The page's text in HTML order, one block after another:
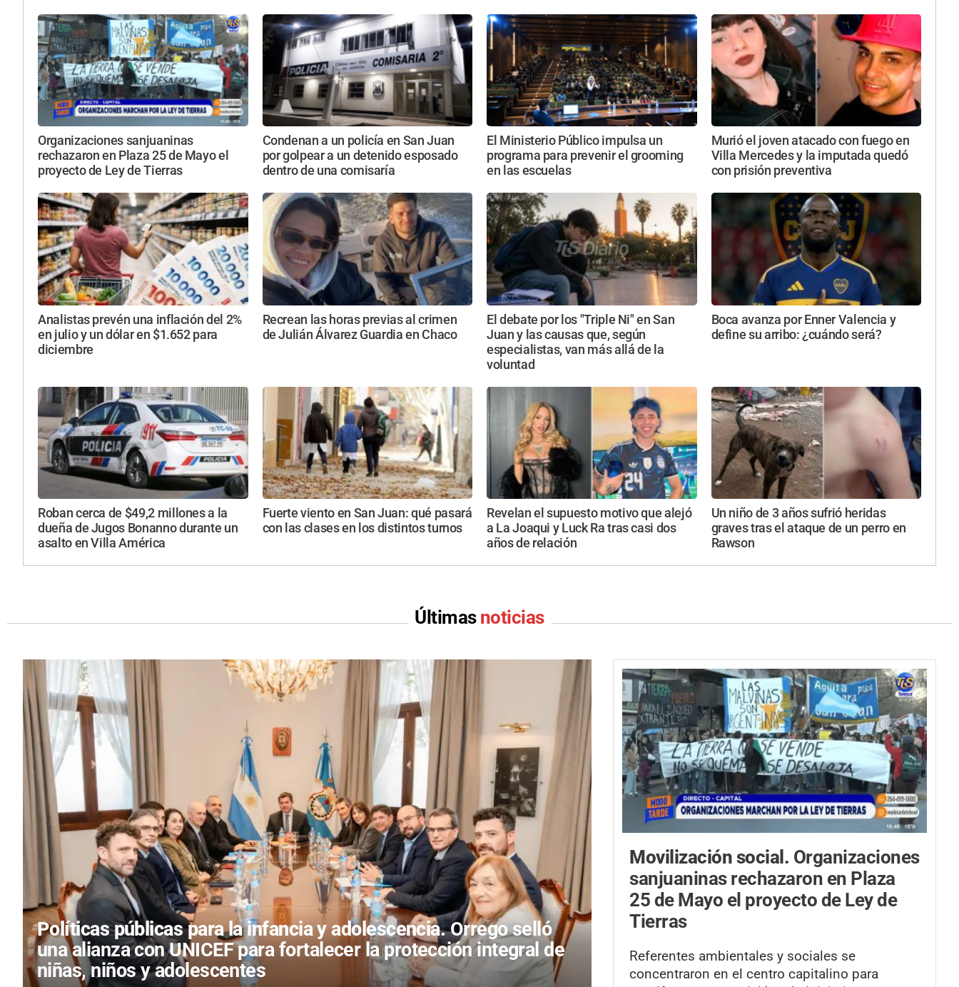
Organizaciones sanjuaninas
rechazaron en Plaza 25 de Mayo el
proyecto de Ley de Tierras
Condenan a un policía en San Juan
por golpear a un detenido esposado
dentro de una comisaría
El Ministerio Público impulsa un
programa para prevenir el grooming
en las escuelas
Murió el joven atacado con fuego en
Villa Mercedes y la imputada quedó
con prisión preventiva
Analistas prevén una inflación del 2%
en julio y un dólar en $1.652 para
diciembre
Recrean las horas previas al crimen
de Julián Álvarez Guardia en Chaco
El debate por los "Triple Ni" en San
Juan y las causas que, según
especialistas, van más allá de la
voluntad
Boca avanza por Enner Valencia y
define su arribo: ¿cuándo será?
Roban cerca de $49,2 millones a la
dueña de Jugos Bonanno durante un
asalto en Villa América
Fuerte viento en San Juan: qué pasará
con las clases en los distintos turnos
Revelan el supuesto motivo que alejó
a La Joaqui y Luck Ra tras casi dos
años de relación
Un niño de 3 años sufrió heridas
graves tras el ataque de un perro en
Rawson
Últimas noticias
Políticas públicas para la infancia y adolescencia.Orrego selló
una alianza con UNICEF para fortalecer la protección integral de
niñas, niños y adolescentes
Movilización social. Organizaciones
sanjuaninas rechazaron en Plaza
25 de Mayo el proyecto de Ley de
Tierras
Referentes ambientales y sociales se
concentraron en el centro capitalino para